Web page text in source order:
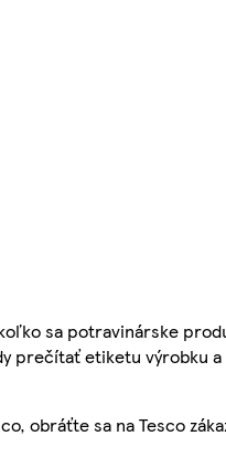
sa potravinárske
prečítať etiketu výrobku
obráťte sa na Tesco